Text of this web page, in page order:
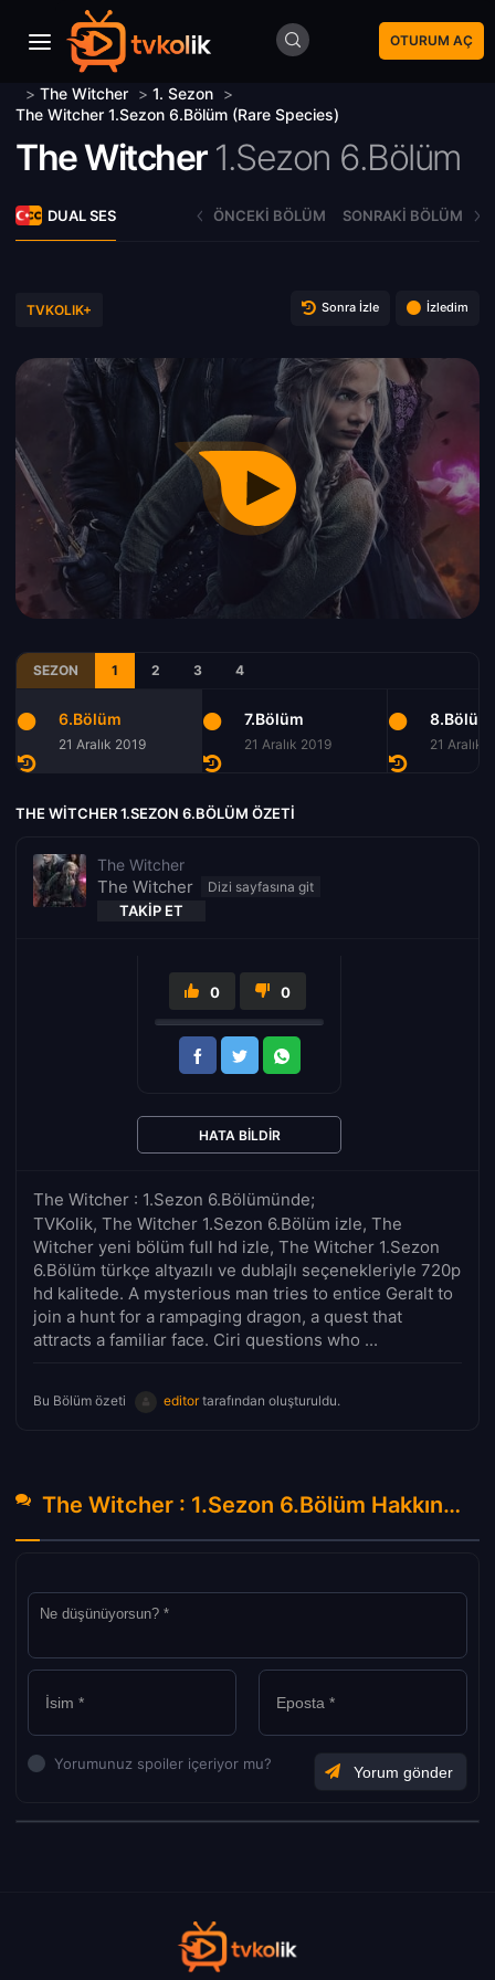
OTURUM AÇ
> The Witcher > 1. Sezon >
The Witcher 1.Sezon 6.Bölüm (Rare Species)
The Witcher 1.Sezon 6.Bölüm
DUAL SES ÖNCEKI BÖLÜM SONRAKI BÖLÜM
TVKOLIK+ Sonra İzle İzledim
SEZON 1 2 3 4
6.Bölüm
21 Aralık 2019
7.Bölüm
21 Aralık 2019
8.Bölüm
21 Aralık
THE WITCHER 1.SEZON 6.BÖLÜM ÖZETI
The Witcher
The Witcher
TAKIP ET
The Witcher : 1.Sezon 6.Bölümünde;
TVKolik, The Witcher 1.Sezon 6.Bölüm izle, The
Witcher yeni bölüm full hd izle, The Witcher 1.Sezon
6.Bölüm türkçe altyazılı ve dublajlı seçenekleriyle 720p
hd kalitede. A mysterious man tries to entice Geralt to
join a hunt for a rampaging dragon, a quest that
attracts a familiar face. Ciri questions who ...
Bu Bölüm özeti editortarafından oluşturuldu.
0 0
HATA BILDIR
The Witcher : 1.Sezon 6.Bölüm Hakkında Yorumlar
Yorumunuz spoiler içeriyor mu?